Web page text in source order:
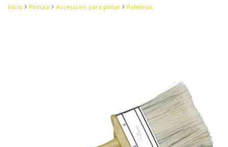
Inicio Pintura Accesorios para pintar Paletinas